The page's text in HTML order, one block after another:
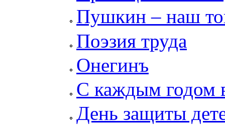
Пушкин – наш
Поэзия труда
Онегинъ
С каждым годом
День защиты